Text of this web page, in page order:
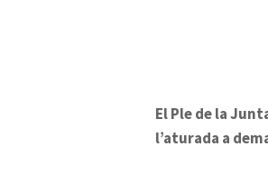
El Ple de la
l’aturada a